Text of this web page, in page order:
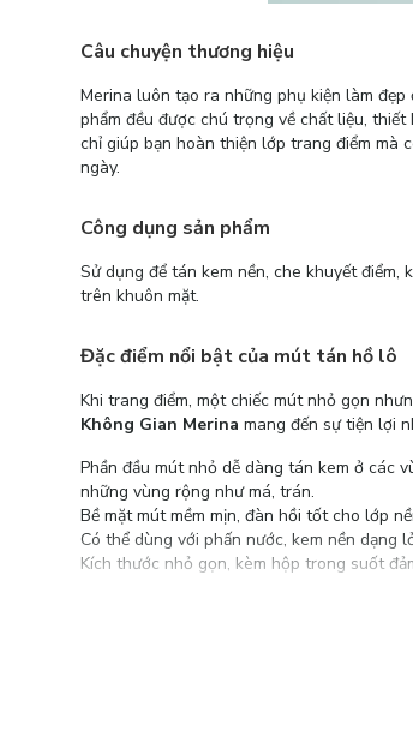
Câu chuyện thương hiệu
Merina luôn tạo ra những phụ kiện làm
phẩm đều được chú trọng về chất liệu,
chỉ giúp bạn hoàn thiện lớp trang điểm mà
ngày.
Công dụng sản phẩm
Sử dụng để tán kem nền, che khuyết điểm,
trên khuôn mặt.
Đặc điểm nổi bật của mút tán hồ lô
Khi trang điểm, một chiếc mút nhỏ gọn
Không Gian Merina mang đến sự tiện lợi
Phần đầu mút nhỏ dễ dàng tán kem ở các
những vùng rộng như má, trán.
Bề mặt mút mềm mịn, đàn hồi tốt cho lớp
Có thể dùng với phấn nước, kem nền dạng
Kích thước nhỏ gọn, kèm hộp trong suốt